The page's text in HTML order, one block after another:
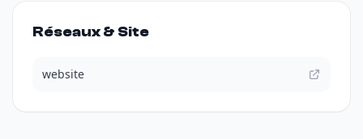
Réseaux & Site
website